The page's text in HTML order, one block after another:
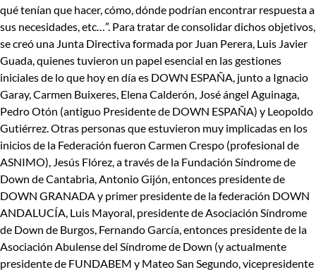
qué tenían que hacer, cómo, dónde podrían encontrar respuesta a
sus necesidades, etc…”. Para tratar de consolidar dichos objetivos,
se creó una Junta Directivaformada por Juan Perera, Luis Javier
Guada, quienes tuvieron un papel esencial en las gestiones
iniciales de lo que hoy en día es DOWN ESPAÑA, junto a Ignacio
Garay, Carmen Buixeres, Elena Calderón, José ángel Aguinaga,
Pedro Otón (antiguo Presidente de DOWN ESPAÑA) y Leopoldo
Gutiérrez. Otras personas que estuvieron muy implicadas en los
inicios de la Federación fueron Carmen Crespo (profesional de
ASNIMO), Jesús Flórez, a través de la Fundación Síndrome de
Down de Cantabria,Antonio Gijón, entonces presidente de
DOWN GRANADA y primer presidente de la federación DOWN
ANDALUCÍA, Luis Mayoral, presidente de Asociación Síndrome
de Down de Burgos, Fernando García, entonces presidente de la
Asociación Abulense del Síndrome de Down (y actualmente
presidente de FUNDABEM y Mateo San Segundo, vicepresidente